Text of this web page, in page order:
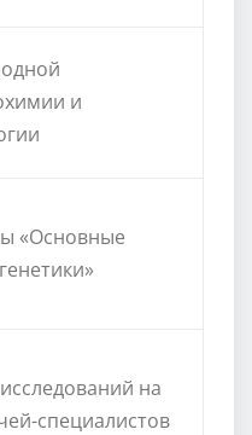
и
«Основные
на
специалистов